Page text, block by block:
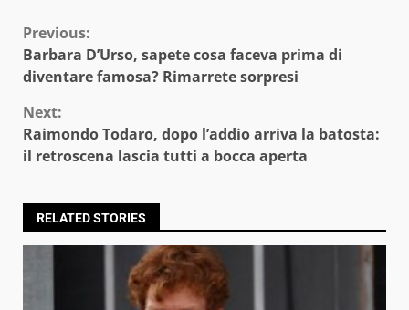
Continue
Reading
Previous:
Barbara D’Urso, sapete cosa faceva prima di
diventare famosa? Rimarrete sorpresi
Next:
Raimondo Todaro, dopo l’addio arriva la batosta:
il retroscena lascia tutti a bocca aperta
RELATED STORIES